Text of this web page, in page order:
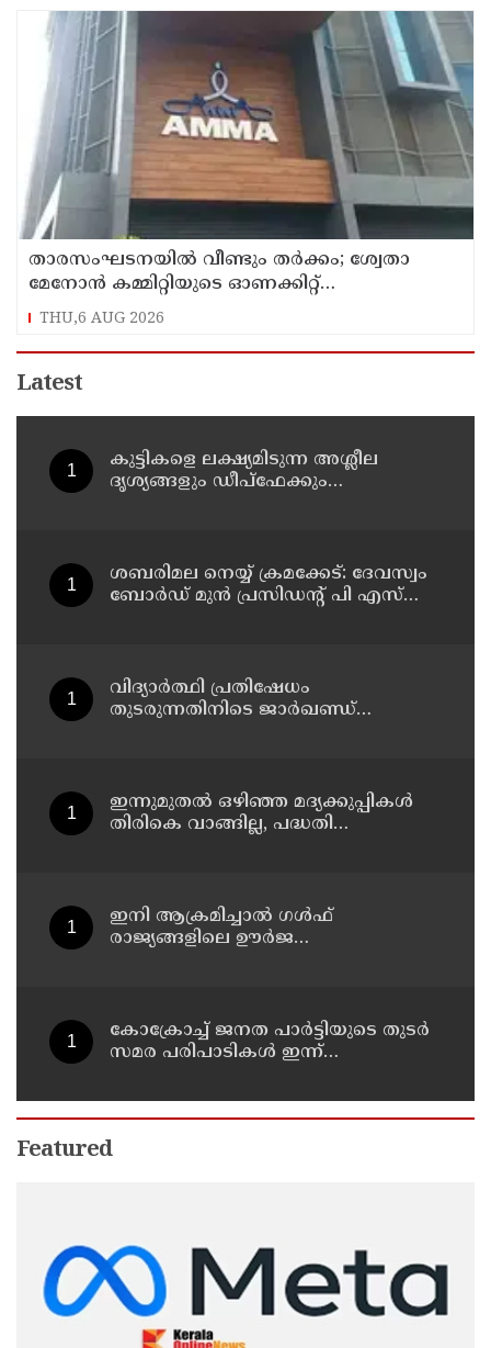
താരസംഘടനയില്‍ വീണ്ടും തര്‍ക്കം; ശ്വേതാ
മേനോന്‍ കമ്മിറ്റിയുടെ ഓണക്കിറ്റ്
വിതരണത്തിനെതിരെ ഒരുവിഭാഗം താരങ്ങള്‍
THU,6 AUG 2026
Latest
കുട്ടികളെ ലക്ഷ്യമിടുന്ന അശ്ലീല
ദൃശ്യങ്ങളും ഡീപ്ഫേക്കും
ശബരിമല നെയ്യ് ക്രമക്കേട്: ദേവസ്വം
ബോര്‍ഡ് മുന്‍ പ്രസിഡന്റ് പി എസ്
വിദ്യാര്‍ത്ഥി പ്രതിഷേധം
തുടരുന്നതിനിടെ ജാര്‍ഖണ്ഡ്
ഇന്നുമുതല്‍ ഒഴിഞ്ഞ മദ്യക്കുപ്പികള്‍
തിരികെ വാങ്ങില്ല, പദ്ധതി
ഇനി ആക്രമിച്ചാല്‍ ഗള്‍ഫ്
രാജ്യങ്ങളിലെ ഊര്‍ജ
കോക്രോച്ച് ജനത പാര്‍ട്ടിയുടെ തുടര്‍
സമര പരിപാടികള്‍ ഇന്ന്
Featured